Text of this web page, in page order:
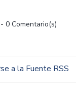
- 0 Comentario(s)
a la Fuente RSS